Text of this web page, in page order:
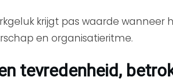
krijgt pas waarde
en organisatieritme.
tevredenheid,